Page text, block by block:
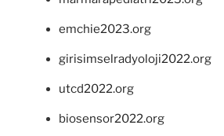
emchie2023.org
girisimselradyoloji2022.org
utcd2022.org
biosensor2022.org